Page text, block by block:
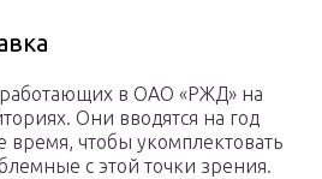
работающих в ОАО «РЖД» на
Они вводятся на год
чтобы укомплектовать
с этой точки зрения.